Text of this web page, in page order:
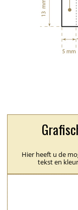
Hier heeft u de
tekst en